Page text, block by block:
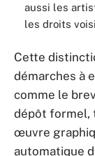
aussi les
les droits
Cette
démarches à
comme le
dépôt formel,
œuvre
automatique